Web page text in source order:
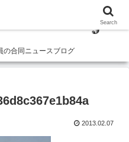
の合同ニュースブログ
2013.02.07
Search